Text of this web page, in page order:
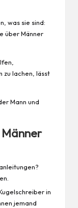
was sie sind:
über Männer
zu lachen, lässt
Mann und
in
jemand